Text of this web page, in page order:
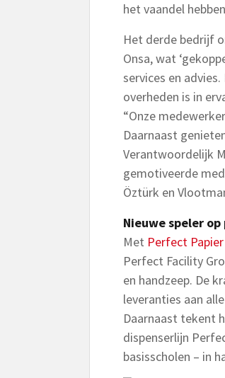
het vaandel
Het derde bedrijf
Onsa, wat
services en
overheden is in
“Onze
Daarnaast
Verantwoordelijk
gemotiveerde
Öztürk en
Nieuwe speler
Met Perfect Papier
Perfect Facility
en handzeep. De
leveranties aan
Daarnaast tekent
dispenserlijn
basisscholen – in